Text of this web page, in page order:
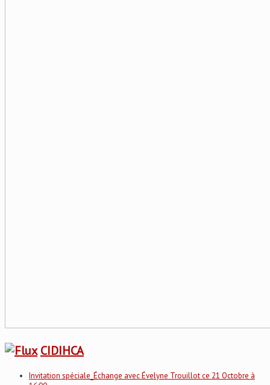
CIDIHCA
Invitation spéciale_Échange avec Évelyne Trouillot ce 21 Octobre à